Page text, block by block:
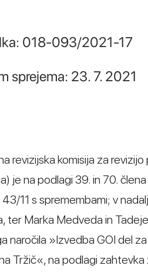
018-093/2021-17
sprejema: 23. 7. 2021
revizijska komisija za
je na podlagi 39. in 70.
43/11 s spremembami; v
ter Marka Medveda in
naročila »Izvedba GOI del
Tržič«, na podlagi